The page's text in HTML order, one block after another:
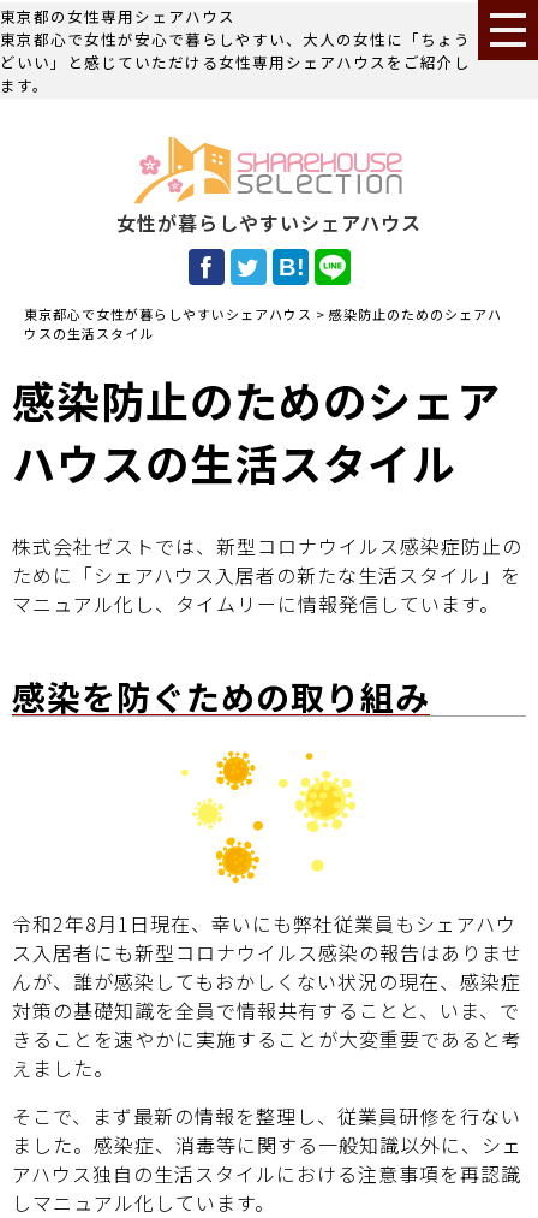
東京都の女性専用シェアハウス
東京都心で女性が安心で暮らしやすい、大人の女性に「ちょう
どいい」と感じていただける女性専用シェアハウスをご紹介し
ます。
女性が暮らしやすいシェアハウス
東京都心で女性が暮らしやすいシェアハウス > 感染防止のためのシェアハ
ウスの生活スタイル
感染防止のためのシェア
ハウスの生活スタイル
株式会社ゼストでは、新型コロナウイルス感染症防止の
ために「シェアハウス入居者の新たな生活スタイル」を
マニュアル化し、タイムリーに情報発信しています。
感染を防ぐための取り組み
令和2年8月1日現在、幸いにも弊社従業員もシェアハウ
ス入居者にも新型コロナウイルス感染の報告はありませ
んが、誰が感染してもおかしくない状況の現在、感染症
対策の基礎知識を全員で情報共有することと、いま、で
きることを速やかに実施することが大変重要であると考
えました。
そこで、まず最新の情報を整理し、従業員研修を行ない
ました。感染症、消毒等に関する一般知識以外に、シェ
アハウス独自の生活スタイルにおける注意事項を再認識
しマニュアル化しています。